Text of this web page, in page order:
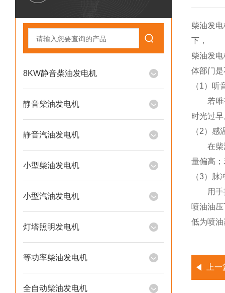
8KW静音柴油发电机
静音柴油发电机
静音汽油发电机
小型柴油发电机
小型汽油发电机
灯塔照明发电机
等功率柴油发电机
全自动柴油发电机
柴油发
下，
柴油发
体部门
（1）
若唯有
时光过早
（2）感
在柴油
量偏高
（3）脉
用手捏
喷油油
低为喷
上